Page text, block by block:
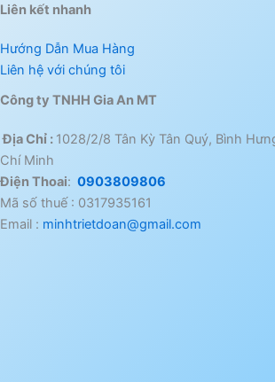
Liên kết nhanh
Hướng Dẫn Mua Hàng
Liên hệ với chúng tôi
Công ty TNHH Gia An MT
Địa Chỉ : 1028/2/8 Tân Kỳ Tân Quý, Bình
Chí Minh
Điện Thoai: 0903809806
Mã số thuế : 0317935161
Email : minhtrietdoan@gmail.com